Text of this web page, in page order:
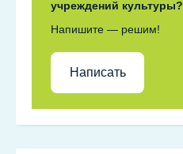
учреждений культуры?
Напишите — решим!
Написать